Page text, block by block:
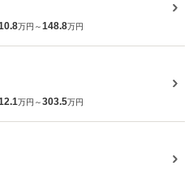
万円～148.8万円
万円～303.5万円